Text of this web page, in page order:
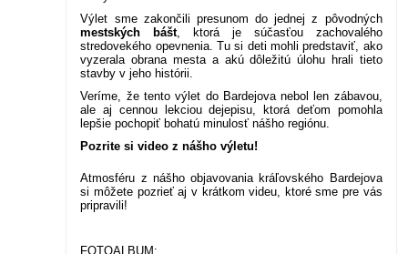
Výlet sme zakončili presunom do jednej z pôvodných
mestských bášt, ktorá je súčasťou zachovalého
stredovekého opevnenia. Tu si deti mohli predstaviť, ako
vyzerala obrana mesta a akú dôležitú úlohu hrali tieto
stavby v jeho histórii.
Veríme, že tento výlet do Bardejova nebol len zábavou,
ale aj cennou lekciou dejepisu, ktorá deťom pomohla
lepšie pochopiť bohatú minulosť nášho regiónu.
Pozrite si video z nášho výletu!
Atmosféru z nášho objavovania kráľovského Bardejova
si môžete pozrieť aj v krátkom videu, ktoré sme pre vás
pripravili!
FOTOALBUM: